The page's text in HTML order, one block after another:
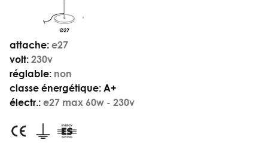
attache: e27
volt: 230v
réglable: non
classe énergétique: A+
électr.: e27 max 60w - 230v